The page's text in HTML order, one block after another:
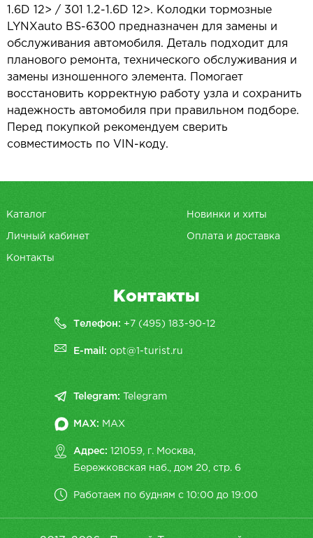
1.6D 12> / 301 1.2-1.6D 12>. Колодки тормозные
LYNXauto BS-6300 предназначен для замены и
обслуживания автомобиля. Деталь подходит для
планового ремонта, технического обслуживания и
замены изношенного элемента. Помогает
восстановить корректную работу узла и сохранить
надежность автомобиля при правильном подборе.
Перед покупкой рекомендуем сверить
совместимость по VIN-коду.
Каталог Новинки и хиты
Личный кабинет Оплата и доставка
Контакты
Контакты
Телефон: +7 (495) 183-90-12
E-mail:opt@1-turist.ru
Telegram: Telegram
MAX: MAX
Адрес:
121059, г. Москва,
Бережковская наб., дом 20, cтр. 6
Работаем по будням с 10:00 до 19:00